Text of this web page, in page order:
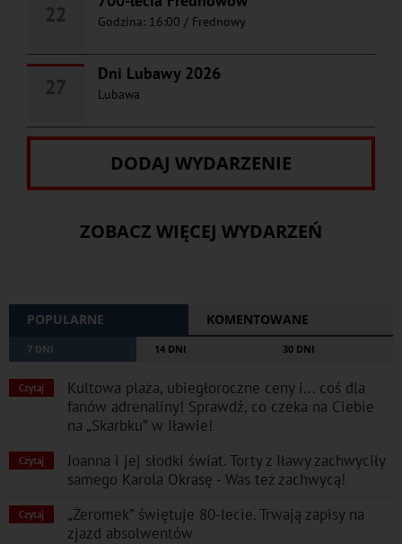
Godzina: 16:00 / Frednowy
Dni Lubawy 2026
Lubawa
DODAJ WYDARZENIE
ZOBACZ WIĘCEJ WYDARZEŃ
POPULARNE KOMENTOWANE
7 DNI 14 DNI 30 DNI
Czytaj
Kultowa plaża, ubiegłoroczne ceny i... coś dla
fanów adrenaliny! Sprawdź, co czeka na Ciebie
na „Skarbku” w Iławie!
Czytaj
Joanna i jej słodki świat. Torty z Iławy zachwyciły
samego Karola Okrasę - Was też zachwycą!
Czytaj
„Żeromek” świętuje 80-lecie. Trwają zapisy na
zjazd absolwentów